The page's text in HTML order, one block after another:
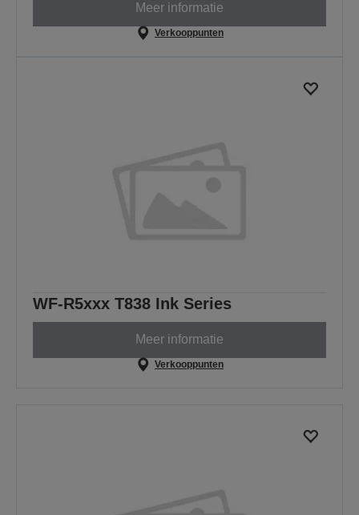
Meer informatie
Verkooppunten
WF-R5xxx T838 Ink Series
Meer informatie
Verkooppunten